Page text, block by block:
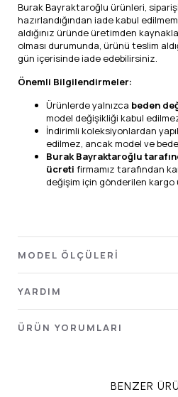
Burak Bayraktaroğlu ürünleri,
hazırlandığından iade kabul
aldığınız üründe üretimden
olması durumunda, ürünü teslim
gün içerisinde iade edebilirsiniz.
Önemli Bilgilendirmeler:
Ürünlerde yalnızca beden
model değişikliği kabul
İndirimli koleksiyonlardan
edilmez, ancak model ve
Burak Bayraktaroğlu
ücreti firmamız tarafından
değişim için gönderilen
MODEL ÖLÇÜLERİ
YARDIM
ÜRÜN YORUMLARI
BENZER